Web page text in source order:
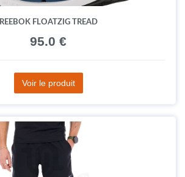
REEBOK FLOATZIG TREAD
95.0 €
Voir le produit